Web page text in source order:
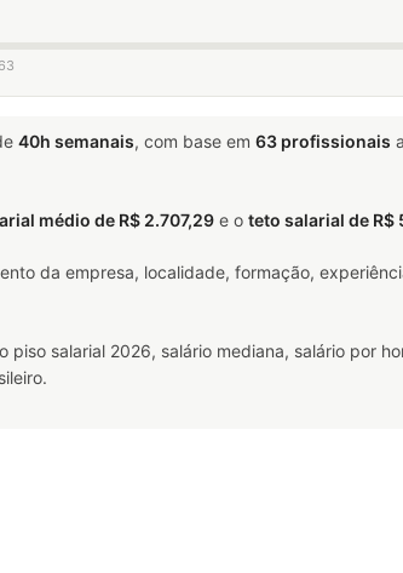
40h semanais, com base em 63 profissionais
médio de R$ 2.707,29 e o teto salarial de R$
da empresa, localidade, formação,
piso salarial 2026, salário mediana, salário por